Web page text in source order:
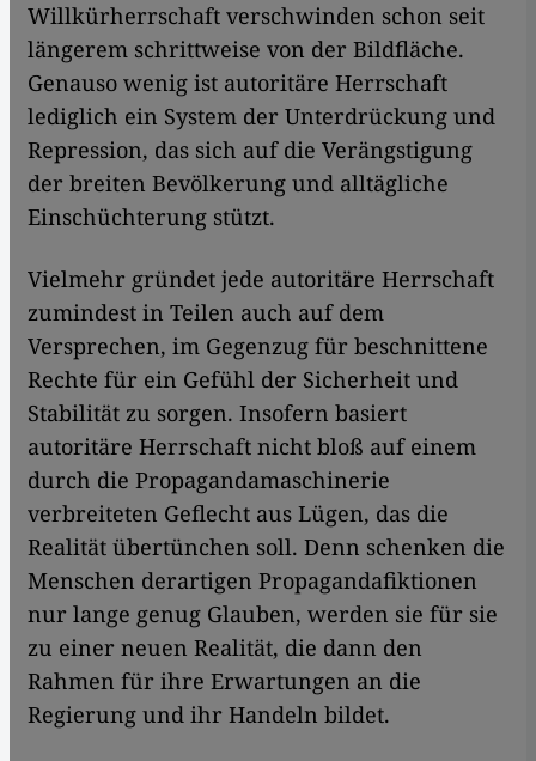
Willkürherrschaft verschwinden schon seit
längerem schrittweise von der Bildfläche.
Genauso wenig ist autoritäre Herrschaft
lediglich ein System der Unterdrückung und
Repression, das sich auf die Verängstigung
der breiten Bevölkerung und alltägliche
Einschüchterung stützt.
Vielmehr gründet jede autoritäre Herrschaft
zumindest in Teilen auch auf dem
Versprechen, im Gegenzug für beschnittene
Rechte für ein Gefühl der Sicherheit und
Stabilität zu sorgen. Insofern basiert
autoritäre Herrschaft nicht bloß auf einem
durch die Propagandamaschinerie
verbreiteten Geflecht aus Lügen, das die
Realität übertünchen soll. Denn schenken die
Menschen derartigen Propagandafiktionen
nur lange genug Glauben, werden sie für sie
zu einer neuen Realität, die dann den
Rahmen für ihre Erwartungen an die
Regierung und ihr Handeln bildet.